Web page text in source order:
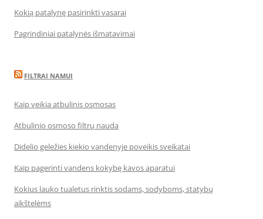
Kokią patalynę pasirinkti vasarai
Pagrindiniai patalynės išmatavimai
FILTRAI NAMUI
Kaip veikia atbulinis osmosas
Atbulinio osmoso filtrų nauda
Didelio geležies kiekio vandenyje poveikis sveikatai
Kaip pagerinti vandens kokybę kavos aparatui
Kokius lauko tualetus rinktis sodams, sodyboms, statybų
aikštelėms